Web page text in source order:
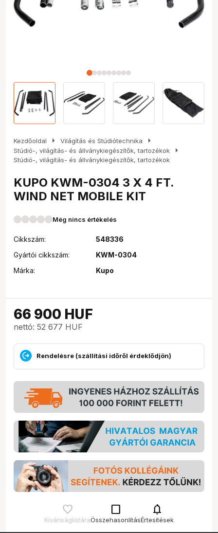
Kezdőoldal arrow_right Világítás és Stúdiótechnika arrow_right
Stúdió-, világítás- és állványkiegészítők, tartozékok arrow_right
Stúdió-, világítás- és állványkiegészítők, tartozékok
KUPO KWM-0304 3 X 4 FT.
WIND NET MOBILE KIT
Még nincs értékelés
Cikkszám:
548336
Gyártói cikkszám:
KWM-0304
Márka:
Kupo
66 900 HUF
nettó: 52 677 HUF
Rendelésre (szállítási időről érdeklődjön)
Kívánságlistára
check_box_outline_blank
Összehasonlítás
notifications
Értesítések